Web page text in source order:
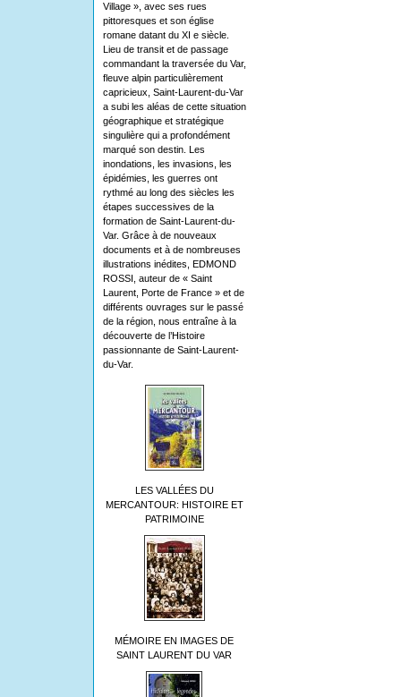
Village », avec ses rues
pittoresques et son église
romane datant du XI e siècle.
Lieu de transit et de passage
commandant la traversée du Var,
fleuve alpin particulièrement
capricieux, Saint-Laurent-du-Var
a subi les aléas de cette situation
géographique et stratégique
singulière qui a profondément
marqué son destin. Les
inondations, les invasions, les
épidémies, les guerres ont
rythmé au long des siècles les
étapes successives de la
formation de Saint-Laurent-du-
Var. Grâce à de nouveaux
documents et à de nombreuses
illustrations inédites, EDMOND
ROSSI, auteur de « Saint
Laurent, Porte de France » et de
différents ouvrages sur le passé
de la région, nous entraîne à la
découverte de l’Histoire
passionnante de Saint-Laurent-
du-Var.
LES VALLÉES DU
MERCANTOUR: HISTOIRE ET
PATRIMOINE
MÉMOIRE EN IMAGES DE
SAINT LAURENT DU VAR